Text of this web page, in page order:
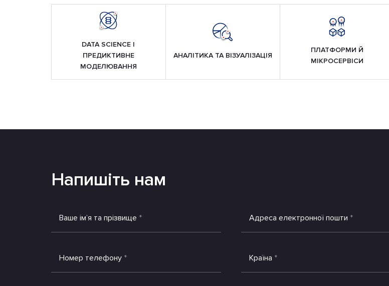
DATA SCIENCE І
ПРЕДИКТИВНЕ
МОДЕЛЮВАННЯ
АНАЛІТИКА ТА ВІЗУАЛІЗАЦІЯ
ПЛАТФОРМИ Й
МІКРОСЕРВІСИ
Напишіть нам
Ваше імʼя та прізвище * Адреса електронної пошти *
Номер телефону * Країна *